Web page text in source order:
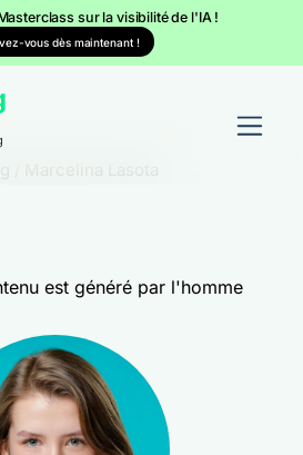
sur la visibilité de l'IA !
vous dès maintenant !
est généré par l'homme